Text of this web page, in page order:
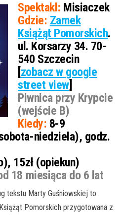
Spektakl: Misiaczek
Gdzie: Zamek
Książąt Pomorskich.
ul. Korsarzy 34. 70-
540 Szczecin
[zobacz w google
street view]
Piwnica przy Krypcie
(wejście B)
Kiedy: 8-9
niedziela), godz.
15zł (opiekun)
18 miesiąca do 6 lat
tekstu Marty Guśniowskiej to
Pomorskich przygotowana z